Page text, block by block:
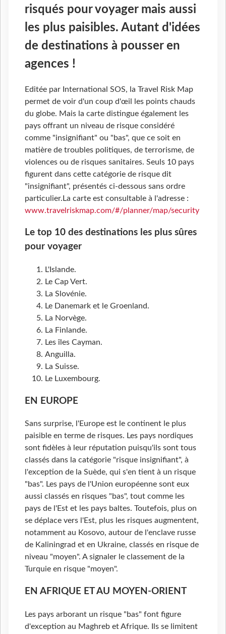
risqués pour voyager mais aussi
les plus paisibles. Autant d'idées
de destinations à pousser en
agences !
Editée par International SOS, la Travel Risk Map
permet de voir d'un coup d'œil les points chauds
du globe. Mais la carte distingue également les
pays offrant un niveau de risque considéré
comme "insignifiant" ou "bas", que ce soit en
matière de troubles politiques, de terrorisme, de
violences ou de risques sanitaires. Seuls 10 pays
figurent dans cette catégorie de risque dit
"insignifiant", présentés ci-dessous sans ordre
particulier.La carte est consultable à l'adresse :
www.travelriskmap.com/#/planner/map/security
Le top 10 des destinations les plus sûres
pour voyager
L'Islande.
Le Cap Vert.
La Slovénie.
Le Danemark et le Groenland.
La Norvège.
La Finlande.
Les îles Cayman.
Anguilla.
La Suisse.
Le Luxembourg.
EN EUROPE
Sans surprise, l'Europe est le continent le plus
paisible en terme de risques. Les pays nordiques
sont fidèles à leur réputation puisqu'ils sont tous
classés dans la catégorie "risque insignifiant", à
l'exception de la Suède, qui s'en tient à un risque
"bas". Les pays de l'Union européenne sont eux
aussi classés en risques "bas", tout comme les
pays de l'Est et les pays baltes. Toutefois, plus on
se déplace vers l'Est, plus les risques augmentent,
notamment au Kosovo, autour de l'enclave russe
de Kaliningrad et en Ukraine, classés en risque de
niveau "moyen". A signaler le classement de la
Turquie en risque "moyen".
EN AFRIQUE ET AU MOYEN-ORIENT
Les pays arborant un risque "bas" font figure
d'exception au Maghreb et Afrique. Ils se limitent